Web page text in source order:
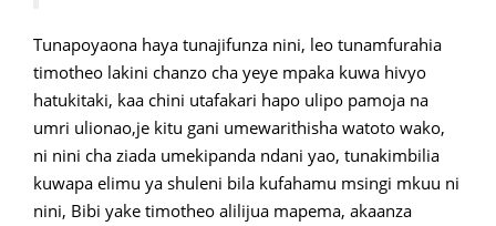
Tunapoyaona haya tunajifunza nini, leo tunamfurahia
timotheo lakini chanzo cha yeye mpaka kuwa hivyo
hatukitaki, kaa chini utafakari hapo ulipo pamoja na
umri ulionao,je kitu gani umewarithisha watoto wako,
ni nini cha ziada umekipanda ndani yao, tunakimbilia
kuwapa elimu ya shuleni bila kufahamu msingi mkuu ni
nini, Bibi yake timotheo alilijua mapema, akaanza